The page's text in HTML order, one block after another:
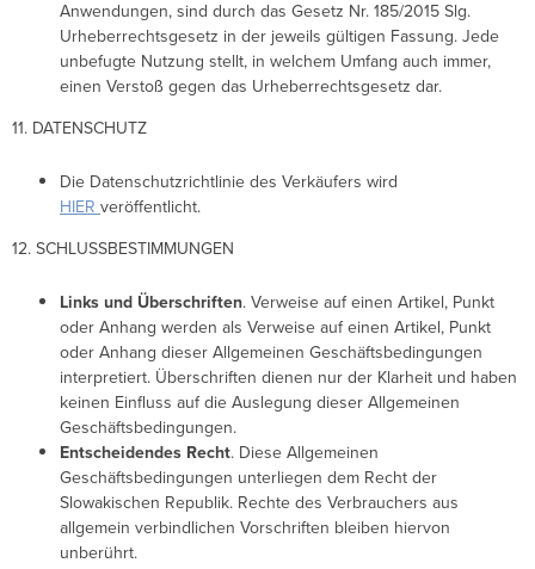
Anwendungen, sind durch das Gesetz Nr. 185/2015 Slg.
Urheberrechtsgesetz in der jeweils gültigen Fassung. Jede
unbefugte Nutzung stellt, in welchem ​​Umfang auch immer,
einen Verstoß gegen das Urheberrechtsgesetz dar.
11. DATENSCHUTZ
Die Datenschutzrichtlinie des Verkäufers wird
HIER veröffentlicht.
12. SCHLUSSBESTIMMUNGEN
Links und Überschriften. Verweise auf einen Artikel, Punkt
oder Anhang werden als Verweise auf einen Artikel, Punkt
oder Anhang dieser Allgemeinen Geschäftsbedingungen
interpretiert. Überschriften dienen nur der Klarheit und haben
keinen Einfluss auf die Auslegung dieser Allgemeinen
Geschäftsbedingungen.
Entscheidendes Recht. Diese Allgemeinen
Geschäftsbedingungen unterliegen dem Recht der
Slowakischen Republik. Rechte des Verbrauchers aus
allgemein verbindlichen Vorschriften bleiben hiervon
unberührt.